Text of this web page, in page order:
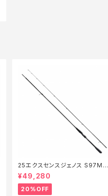
25エクスセンスジェノス S97MH/
F【特価ロッド】【20】
¥49,280
20%OFF